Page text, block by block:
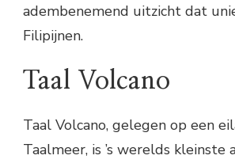
adembenemend uitzicht dat
Filipijnen.
Taal Volcano
Taal Volcano, gelegen op een
Taalmeer, is ’s werelds kleinste